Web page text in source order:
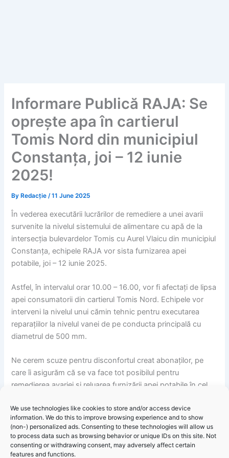
We use technologies like cookies to store and/or access device
information. We do this to improve browsing experience and to show
(non-) personalized ads. Consenting to these technologies will allow us
to process data such as browsing behavior or unique IDs on this site. Not
consenting or withdrawing consent, may adversely affect certain
features and functions.
Informare Publică RAJA: Se
oprește apa în cartierul
Tomis Nord din municipiul
Constanța, joi – 12 iunie
2025!
By Redacție/11 June 2025
În vederea executării lucrărilor de remediere a unei avarii
survenite la nivelul sistemului de alimentare cu apă de la
intersecția bulevardelor Tomis cu Aurel Vlaicu din municipiul
Constanța, echipele RAJA vor sista furnizarea apei
potabile, joi – 12 iunie 2025.
Astfel, în intervalul orar 10.00 – 16.00, vor fi afectați de lipsa
apei consumatorii din cartierul Tomis Nord. Echipele vor
interveni la nivelul unui cămin tehnic pentru executarea
reparațiilor la nivelul vanei de pe conducta principală cu
diametrul de 500 mm.
Ne cerem scuze pentru disconfortul creat abonaților, pe
care îi asigurăm că se va face tot posibilul pentru
remedierea avariei și reluarea furnizării apei potabile în cel